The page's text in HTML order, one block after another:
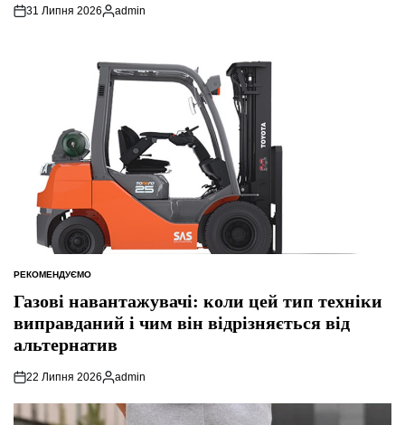
31 Липня 2026
Опубліковано
admin
ОПУБЛІКУВАТИ
РЕКОМЕНДУЄМО
Газові навантажувачі: коли цей тип техніки
виправданий і чим він відрізняється від
альтернатив
22 Липня 2026
Опубліковано
admin